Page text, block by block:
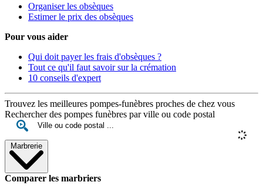
Organiser les obsèques
Estimer le prix des obsèques
Pour vous aider
Qui doit payer les frais d'obsèques ?
Tout ce qu'il faut savoir sur la crémation
10 conseils d'expert
Trouvez les meilleures pompes-funèbres proches de chez vous
Rechercher des pompes funèbres par ville ou code postal
Marbrerie
Comparer les marbriers